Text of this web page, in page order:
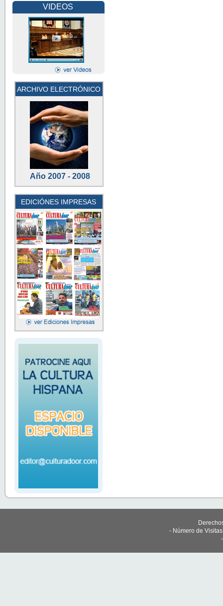
VIDEOS
ARCHIVO ELECTRÓNICO
Año 2007 - 2008
EDICIÓNES IMPRESAS
- Número de